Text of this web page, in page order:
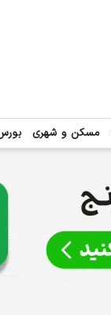
مسکن و شهری